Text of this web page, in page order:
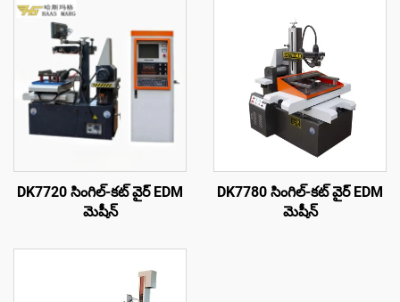
DK7720 సింగిల్-కట్ వైర్ EDM
మెషీన్
DK7780 సింగిల్-కట్ వైర్ EDM
మెషీన్